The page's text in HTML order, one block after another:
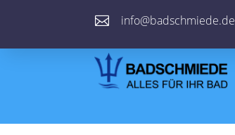
 info@badschmiede.de